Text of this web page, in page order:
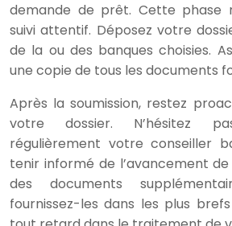
demande de prêt. Cette phase
suivi attentif. Déposez votre
de la ou des banques choisies.
une copie de tous les documents
Après la soumission, restez
votre dossier. N’hésitez
régulièrement votre conseiller
tenir informé de l’avancement
des documents
fournissez-les dans les plus